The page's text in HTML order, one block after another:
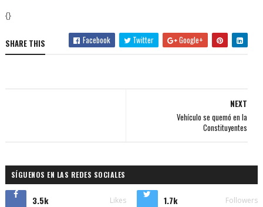
{}
SHARE THIS Facebook Twitter Google+
NEXT
Vehículo se quemó en la
Constituyentes
SÍGUENOS EN LAS REDES SOCIALES
3.5k Likes 1.7k Followers